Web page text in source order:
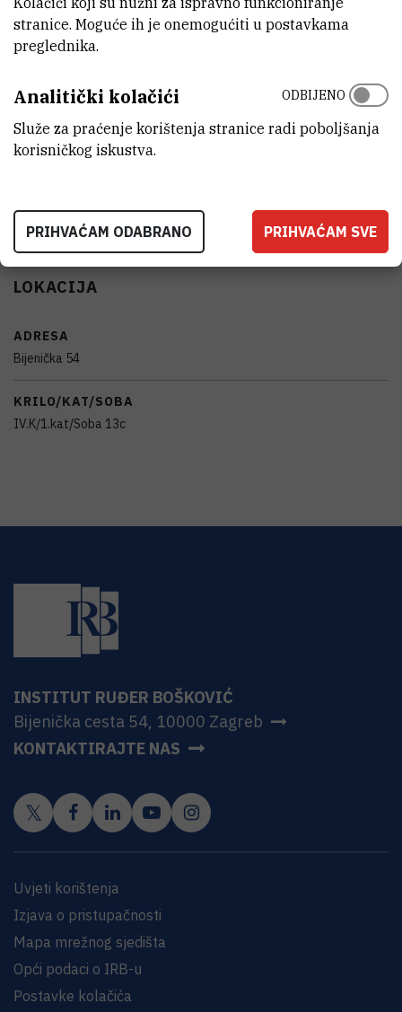
RPR-100
PROIZVOĐAČ
Ne
LOKACIJA
ADRESA
Bijenička 54
KRILO/KAT/SOBA
IV.K/1.kat/Soba 13c
INSTITUT RUĐER BOŠKOVIĆ
Bijenička cesta 54, 10000 Zagreb
KONTAKTIRAJTE NAS
Uvjeti korištenja
Izjava o pristupačnosti
Mapa mrežnog sjedišta
Opći podaci o IRB-u
Postavke kolačića
stranice. Moguće ih je onemogućiti u postavkama
preglednika.
Analitički kolačići
Služe za praćenje korištenja stranice radi poboljšanja
korisničkog iskustva.
ODBIJENO
PRIHVAĆAM ODABRANO PRIHVAĆAM SVE